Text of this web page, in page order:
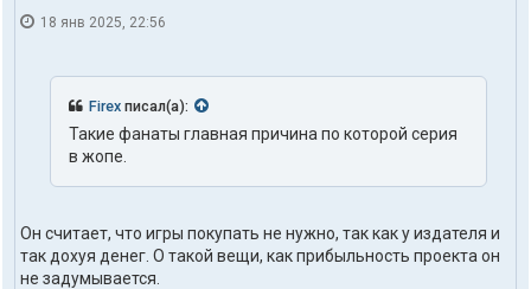
18 янв 2025, 22:56
Firex писал(а):
Такие фанаты главная причина по которой серия
в жопе.
Он считает, что игры покупать не нужно, так как у издателя и
так дохуя денег. О такой вещи, как прибыльность проекта он
не задумывается.